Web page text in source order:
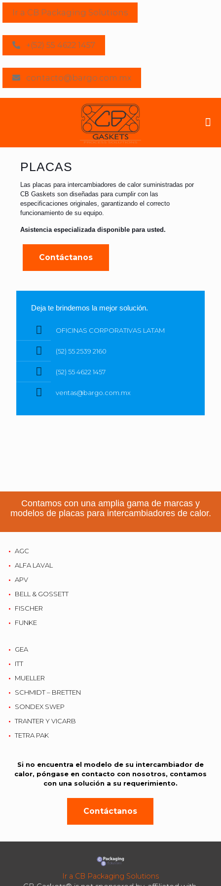
Ir a CB Packaging Solutions
+(52) 55 4622 1457
contacto@bargo.com.mx
PLACAS
Las placas para intercambiadores de calor suministradas por
CB Gaskets son diseñadas para cumplir con las
especificaciones originales, garantizando el correcto
funcionamiento de su equipo.
Asistencia especializada disponible para usted.
Contáctanos
Deja te brindemos la mejor solución.
OFICINAS CORPORATIVAS LATAM
(52) 55 2539 2160
(52) 55 4622 1457
ventas@bargo.com.mx
Contamos con una amplia gama de marcas y
modelos de placas para intercambiadores de calor.
AGC
ALFA LAVAL
APV
BELL & GOSSETT
FISCHER
FUNKE
GEA
ITT
MUELLER
SCHMIDT – BRETTEN
SONDEX SWEP
TRANTER Y VICARB
TETRA PAK
Si no encuentra el modelo de su intercambiador de
calor, póngase en contacto con nosotros, contamos
con una solución a su requerimiento.
Contáctanos
Ir a CB Packaging Solutions